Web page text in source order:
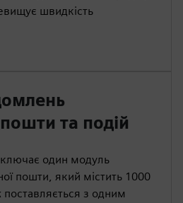
швидкість
та подій
один модуль
пошти, який містить 1000
з одним